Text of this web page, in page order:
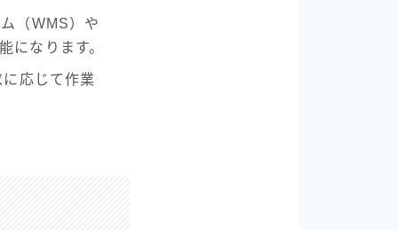
（WMS）や
になります。
応じて作業